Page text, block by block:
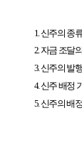
1. 신주의 종
2. 자금 조달
3. 신주의 발
4.신주 배정
5. 신주의 배